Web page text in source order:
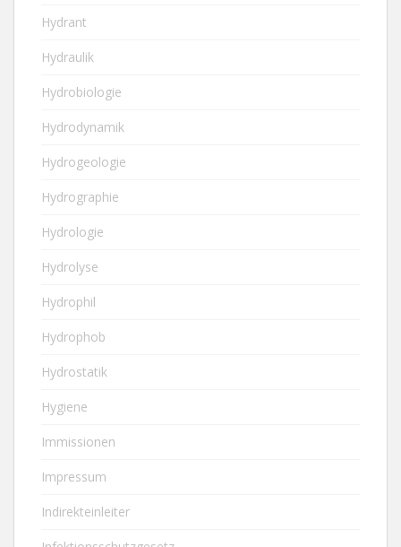
Hydrant
Hydraulik
Hydrobiologie
Hydrodynamik
Hydrogeologie
Hydrographie
Hydrologie
Hydrolyse
Hydrophil
Hydrophob
Hydrostatik
Hygiene
Immissionen
Impressum
Indirekteinleiter